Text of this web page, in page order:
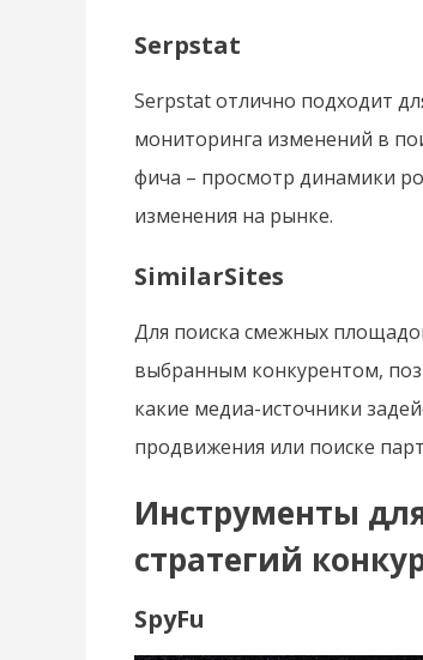
Serpstat
Serpstat отлично подходит
мониторинга изменений в
фича – просмотр динамики
изменения на рынке.
SimilarSites
Для поиска смежных
выбранным конкурентом,
какие медиа-источники
продвижения или поиске
Инструменты
стратегий
SpyFu